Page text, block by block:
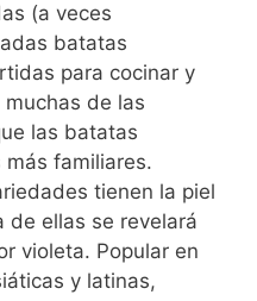
(a veces
batatas
para cocinar y
de las
las batatas
más familiares.
tienen la piel
de ellas se revelará
violeta. Popular en
y latinas,